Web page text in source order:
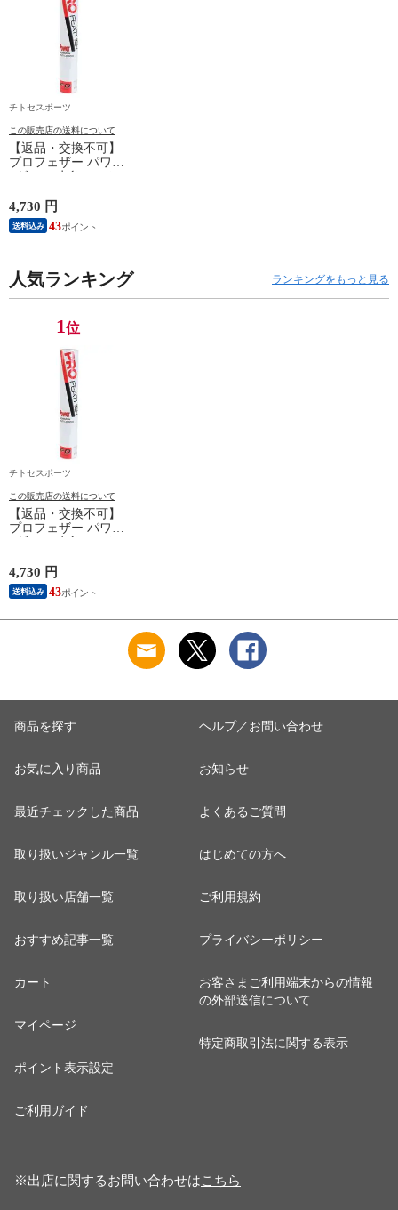
チトセスポーツ
この販売店の送料について
【返品・交換不可】
プロフェザー パワー
1ダース 水鳥シャト
PF-6010 2025SS バド
ミントンシャトル 羽
根 12個入
4,730 円
送料込み 43
人気ランキング ランキングをもっと見る
1位
チトセスポーツ
この販売店の送料について
【返品・交換不可】
プロフェザー パワー
1ダース 水鳥シャト
PF-6010 2025SS バド
ミントンシャトル 羽
根 12個入
4,730 円
送料込み 43
商品を探す
お気に入り商品
最近チェックした商品
取り扱いジャンル一覧
取り扱い店舗一覧
おすすめ記事一覧
カート
マイページ
ポイント表示設定
ご利用ガイド
ヘルプ／お問い合わせ
お知らせ
よくあるご質問
はじめての方へ
ご利用規約
プライバシーポリシー
お客さまご利用端末からの情報
の外部送信について
特定商取引法に関する表示
※出店に関するお問い合わせはこちら